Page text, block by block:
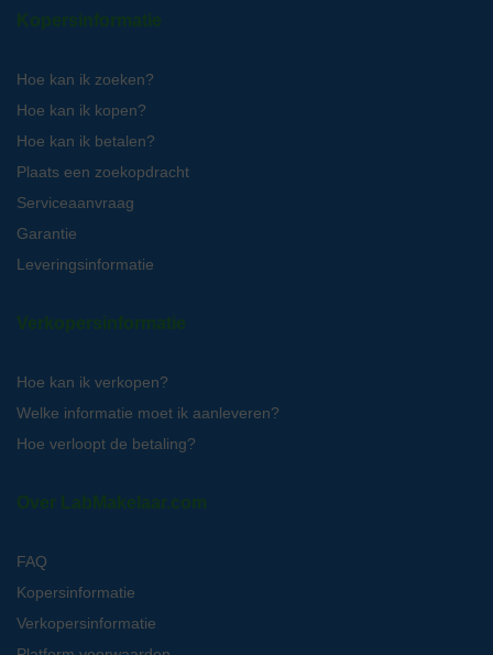
Kopersinformatie
Hoe kan ik zoeken?
Hoe kan ik kopen?
Hoe kan ik betalen?
Plaats een zoekopdracht
Serviceaanvraag
Garantie
Leveringsinformatie
Verkopersinformatie
Hoe kan ik verkopen?
Welke informatie moet ik aanleveren?
Hoe verloopt de betaling?
Over LabMakelaar.com
FAQ
Kopersinformatie
Verkopersinformatie